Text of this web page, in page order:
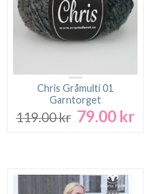
Chris Gråmulti 01
Garntorget
119.00kr Det
79.00 kr